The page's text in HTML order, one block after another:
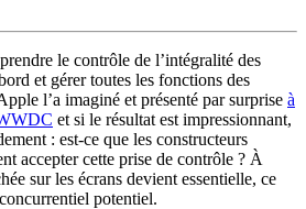
le contrôle de l’intégralité des
et gérer toutes les fonctions des
l’a imaginé et présenté par surprise à
et si le résultat est impressionnant,
: est-ce que les constructeurs
accepter cette prise de contrôle ? À
sur les écrans devient essentielle, ce
potentiel.